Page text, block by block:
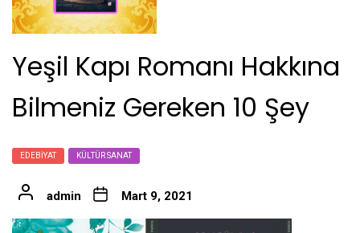
Yeşil Kapı Romanı Hakkına
Bilmeniz Gereken 10 Şey
EDEBIYAT KÜLTÜR SANAT
admin Mart 9, 2021